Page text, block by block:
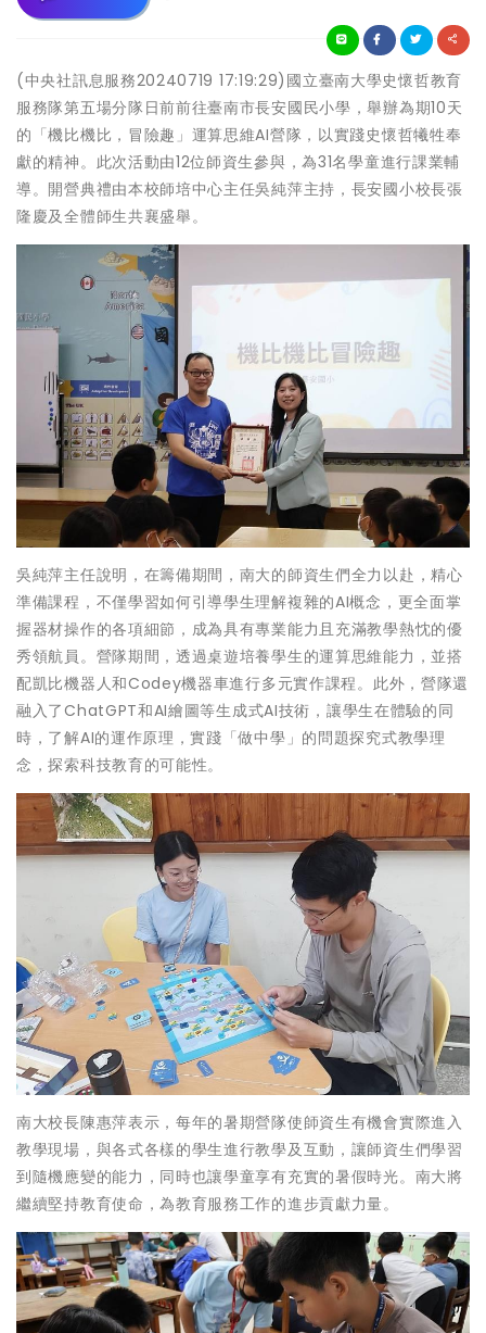
(中央社訊息服務20240719 17:19:29)國立臺南大學史懷哲教育
服務隊第五場分隊日前前往臺南市長安國民小學，舉辦為期10天
的「機比機比，冒險趣」運算思維AI營隊，以實踐史懷哲犧牲奉
獻的精神。此次活動由12位師資生參與，為31名學童進行課業輔
導。開營典禮由本校師培中心主任吳純萍主持，長安國小校長張
隆慶及全體師生共襄盛舉。
吳純萍主任說明，在籌備期間，南大的師資生們全力以赴，精心
準備課程，不僅學習如何引導學生理解複雜的AI概念，更全面掌
握器材操作的各項細節，成為具有專業能力且充滿教學熱忱的優
秀領航員。營隊期間，透過桌遊培養學生的運算思維能力，並搭
配凱比機器人和Codey機器車進行多元實作課程。此外，營隊還
融入了ChatGPT和AI繪圖等生成式AI技術，讓學生在體驗的同
時，了解AI的運作原理，實踐「做中學」的問題探究式教學理
念，探索科技教育的可能性。
南大校長陳惠萍表示，每年的暑期營隊使師資生有機會實際進入
教學現場，與各式各樣的學生進行教學及互動，讓師資生們學習
到隨機應變的能力，同時也讓學童享有充實的暑假時光。南大將
繼續堅持教育使命，為教育服務工作的進步貢獻力量。